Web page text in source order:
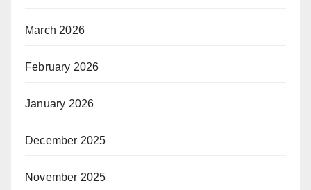
March 2026
February 2026
January 2026
December 2025
November 2025